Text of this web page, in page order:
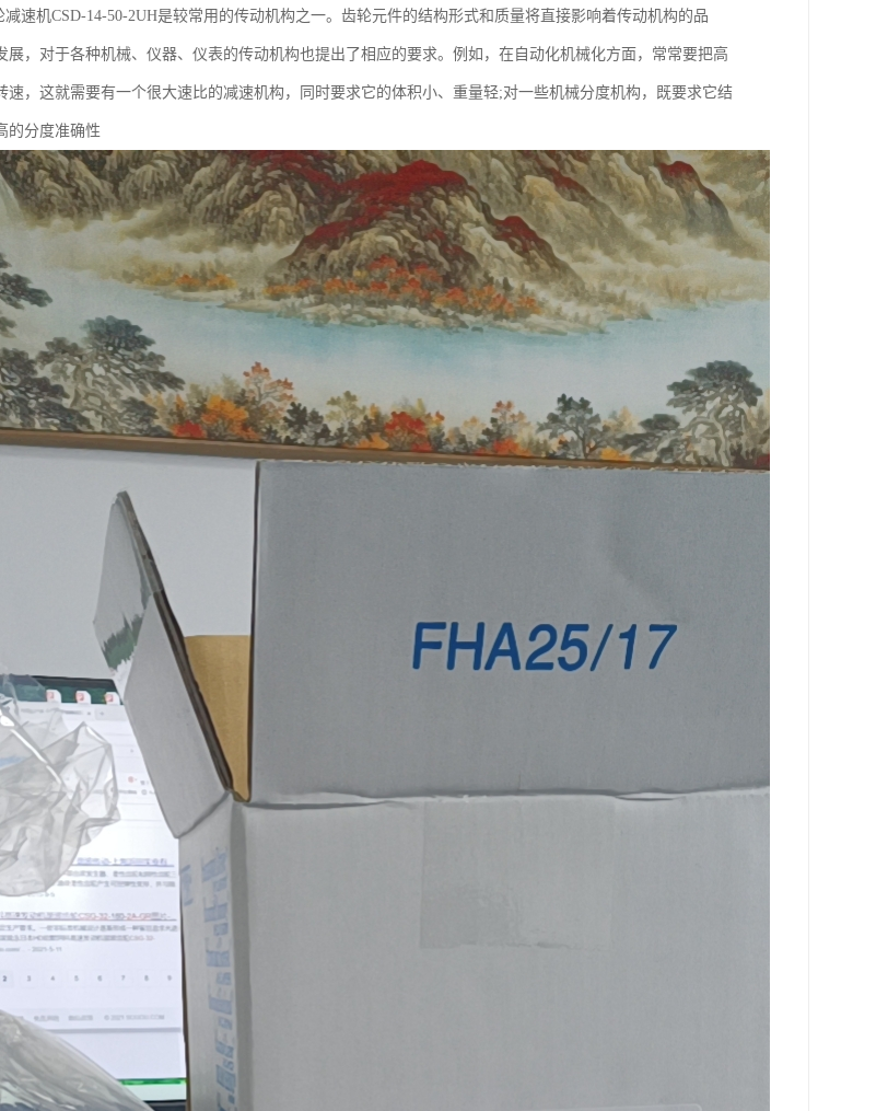
减速机CSD-14-50-2UH是较常用的传动机构之一。齿轮元件的结构形式和质量将直接影响着传动机构的品
展，对于各种机械、仪器、仪表的传动机构也提出了相应的要求。例如，在自动化机械化方面，常常要把高
速，这就需要有一个很大速比的减速机构，同时要求它的体积小、重量轻;对一些机械分度机构，既要求它结
的分度准确性